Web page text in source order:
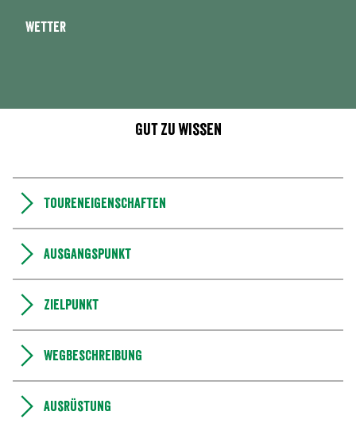
Wetter
Gut zu wissen
Toureneigenschaften
Ausgangspunkt
Zielpunkt
Wegbeschreibung
Ausrüstung